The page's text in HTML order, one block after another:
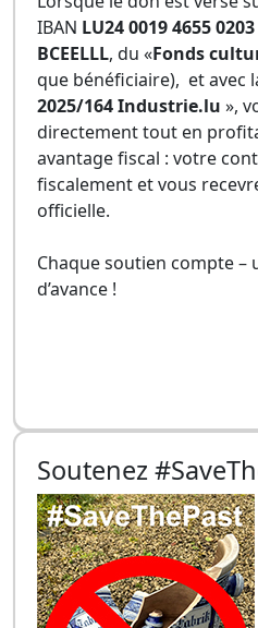
IBAN LU24 0019 4655
BCEELLL, du «Fonds
que bénéficiaire), et avec
2025/164 Industrie.lu »,
directement tout en
avantage fiscal : votre
fiscalement et vous
officielle.
Chaque soutien compte –
d’avance !
Soutenez